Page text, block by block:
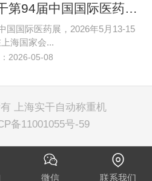
实干第94届中国国际医药原料药／中间体
国国际医药展，2026年5月13-15
海国家会...
2026-05-08
上海实干自动称重机
备11001055号-59
微信 联系我们